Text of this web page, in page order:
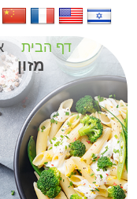
דף הבית
מזון